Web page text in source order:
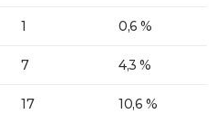
1 0,6 %
7 4,3 %
17 10,6 %